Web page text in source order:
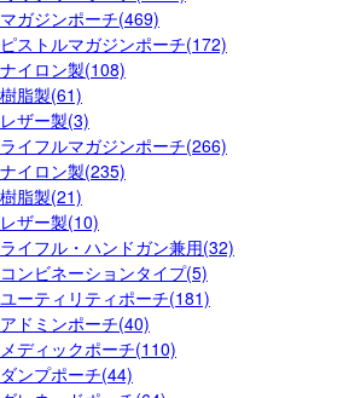
マガジンポーチ(469)
ピストルマガジンポーチ(172)
ナイロン製(108)
樹脂製(61)
レザー製(3)
ライフルマガジンポーチ(266)
ナイロン製(235)
樹脂製(21)
レザー製(10)
ライフル・ハンドガン兼用(32)
コンビネーションタイプ(5)
ユーティリティポーチ(181)
アドミンポーチ(40)
メディックポーチ(110)
ダンプポーチ(44)